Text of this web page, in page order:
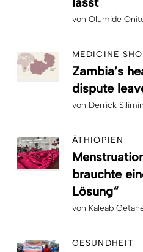
von Olumide
MEDICINE
Zambia’s
dispute
von Derrick
ÄTHIOPIEN
brauchte
Lösung“
von Kaleab
GESUNDHEIT